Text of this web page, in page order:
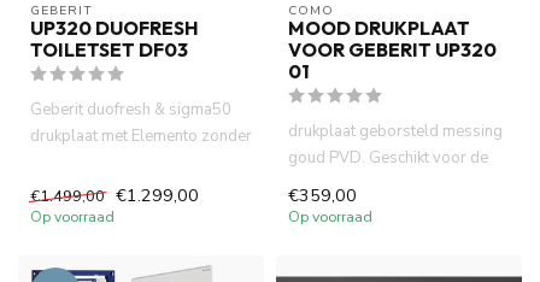
GEBERIT
UP320 DUOFRESH
TOILETSET DF03
Geberit duofresh & sigma50
drukplaat met Elemento zonder
€1.499,00 €1.299,00
Op voorraad
COMO
MOOD DRUKPLAAT
VOOR GEBERIT UP320
01
drukplaat geborsteld messing
goud PVD. Geschikt voor de
Geberit UP 320 inbouwre...
€359,00
Op voorraad